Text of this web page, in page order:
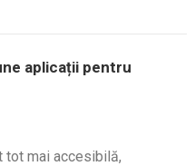
aplicații pentru
tot mai accesibilă,